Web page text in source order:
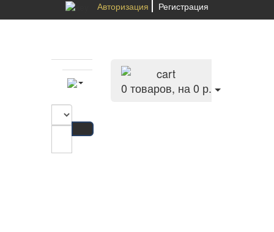
Авторизация Регистрация
0 товаров, на 0 р.